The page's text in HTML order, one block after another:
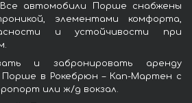
автомобили Порше снабжены
элементами комфорта,
и устойчивости при
и забронировать аренду
в Рокебрюн – Кап-Мартен с
или ж/д вокзал.